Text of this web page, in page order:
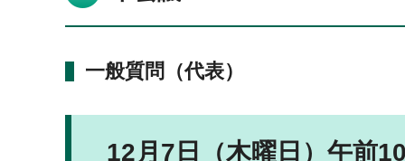
一般質問（代表）
12月7日（木曜日）午前